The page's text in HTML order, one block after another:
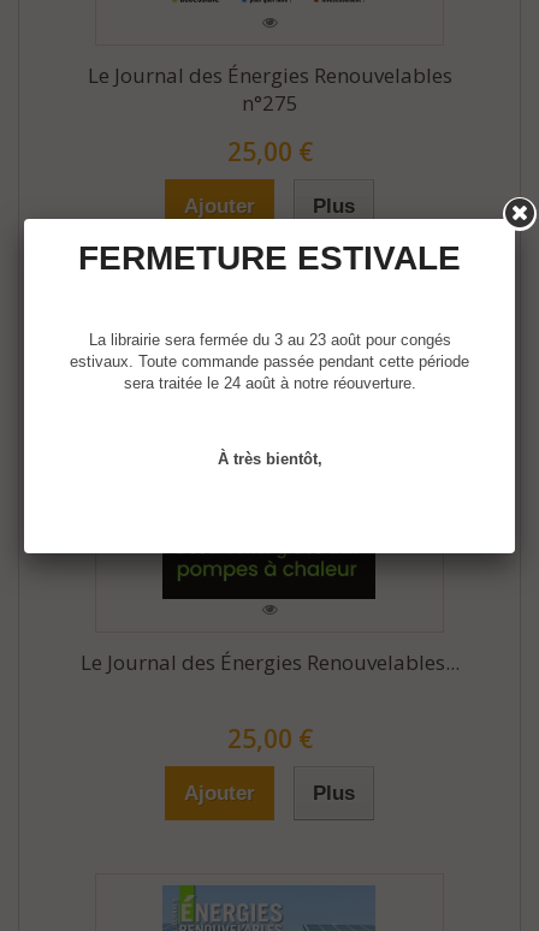
Le Journal des Énergies Renouvelables
n°275
25,00 €
Ajouter Plus
Le Journal des Énergies Renouvelables...
25,00 €
Ajouter Plus
FERMETURE ESTIVALE
La librairie sera fermée du 3 au 23 août pour congés
estivaux. Toute commande passée pendant cette période
sera traitée le 24 août à notre réouverture.
À très bientôt,